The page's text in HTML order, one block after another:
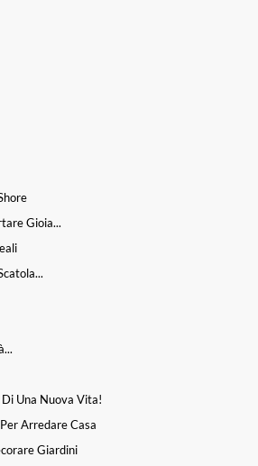
Gioia...
Una Nuova Vita!
Arredare Casa
Giardini